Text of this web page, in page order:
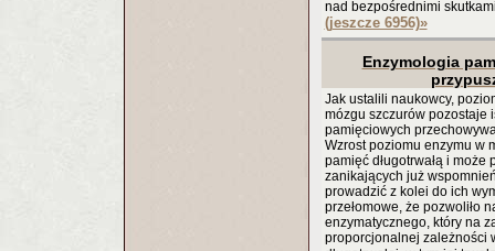
nad bezpośrednimi
(jeszcze 6956)»
Enzymologia
Jak ustalili naukowcy,
mózgu szczurów pozostaje
pamięciowych
Wzrost poziomu enzymu w
pamięć długotrwałą i
zanikających już
prowadzić z kolei do ich
przełomowe, że pozwoliło
enzymatycznego, który na
proporcjonalnej zależności